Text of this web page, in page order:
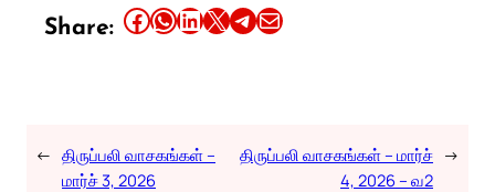
Share: Share this article on Facebook Share this article on WhatsApp Share this article on LinkedIn Share this article on X Share this article on TelegramEmail this Article
← திருப்பலி வாசகங்கள் –
மார்ச் 3, 2026
திருப்பலி வாசகங்கள் – மார்ச்
4, 2026 – வ2
→